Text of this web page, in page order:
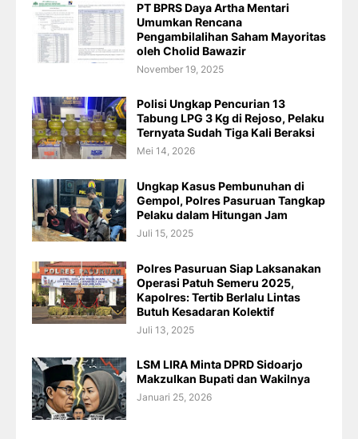
PT BPRS Daya Artha Mentari
Umumkan Rencana
Pengambilalihan Saham Mayoritas
oleh Cholid Bawazir
November 19, 2025
Polisi Ungkap Pencurian 13
Tabung LPG 3 Kg di Rejoso, Pelaku
Ternyata Sudah Tiga Kali Beraksi
Mei 14, 2026
Ungkap Kasus Pembunuhan di
Gempol, Polres Pasuruan Tangkap
Pelaku dalam Hitungan Jam
Juli 15, 2025
Polres Pasuruan Siap Laksanakan
Operasi Patuh Semeru 2025,
Kapolres: Tertib Berlalu Lintas
Butuh Kesadaran Kolektif
Juli 13, 2025
LSM LIRA Minta DPRD Sidoarjo
Makzulkan Bupati dan Wakilnya
Januari 25, 2026